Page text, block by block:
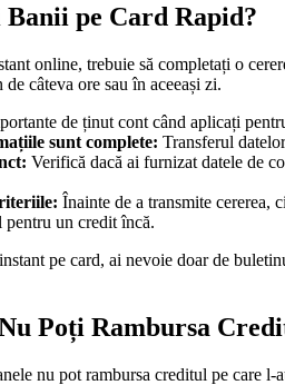
pe Card Rapid?
online, trebuie să completați o
câteva ore sau în aceeași zi.
de ținut cont când aplicați
sunt complete: Transferul
Verifică dacă ai furnizat datele de
Înainte de a transmite
un credit încă.
pe card, ai nevoie doar de
Poți Rambursa
nu pot rambursa creditul pe care